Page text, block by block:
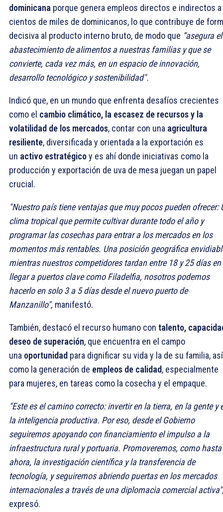
dominicana porque genera empleos directos e indirectos a
cientos de miles de dominicanos, lo que contribuye de
decisiva al producto interno bruto, de modo que “asegura el
abastecimiento de alimentos a nuestras familias y que se
convierte, cada vez más, en un espacio de innovación,
desarrollo tecnológico y sostenibilidad".
Indicó que, en un mundo que enfrenta desafíos crecientes
como el cambio climático, la escasez de recursos y la
volatilidad de los mercados, contar con una agricultura
resiliente, diversificada y orientada a la exportación es
un activo estratégicoy es ahí donde iniciativas como la
producción y exportación de uva de mesa juegan un papel
crucial.
"Nuestro país tiene ventajas que muy pocos pueden ofrecer:
clima tropical que permite cultivar durante todo el año y
programar las cosechas para entrar a los mercados en los
momentos más rentables. Una posición geográfica
mientras nuestros competidores tardan entre 18 y 25 días en
llegar a puertos clave como Filadelfia, nosotros podemos
hacerlo en solo 3 a 5 días desde el nuevo puerto de
Manzanillo", manifestó.
También, destacó el recurso humano con talento,
deseo de superación, que encuentra en el campo
una oportunidad para dignificar su vida y la de su familia, así
como la generación de empleos de calidad, especialmente
para mujeres, en tareas como la cosecha y el empaque.
"Este es el camino correcto: invertir en la tierra, en la gente y
la inteligencia productiva. Por eso, desde el Gobierno
seguiremos apoyando con financiamiento el impulso a la
infraestructura rural y portuaria. Promoveremos, como hasta
ahora, la investigación científica y la transferencia de
tecnología, y seguiremos abriendo puertas en los mercados
internacionales a través de una diplomacia comercial activa",
expresó.